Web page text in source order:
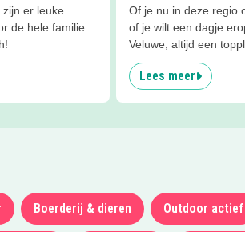
er leuke
de hele familie
Of je nu in deze regio
of je wilt een dagje
Veluwe, altijd een
Lees meer
Boerderij & dieren Outdoor actief